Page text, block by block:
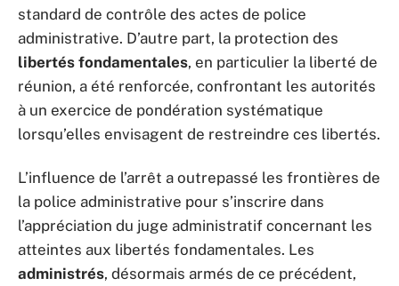
standard de contrôle des actes de police
administrative. D’autre part, la protection des
libertés fondamentales, en particulier la liberté de
réunion, a été renforcée, confrontant les autorités
à un exercice de pondération systématique
lorsqu’elles envisagent de restreindre ces libertés.
L’influence de l’arrêt a outrepassé les frontières de
la police administrative pour s’inscrire dans
l’appréciation du juge administratif concernant les
atteintes aux libertés fondamentales. Les
administrés, désormais armés de ce précédent,